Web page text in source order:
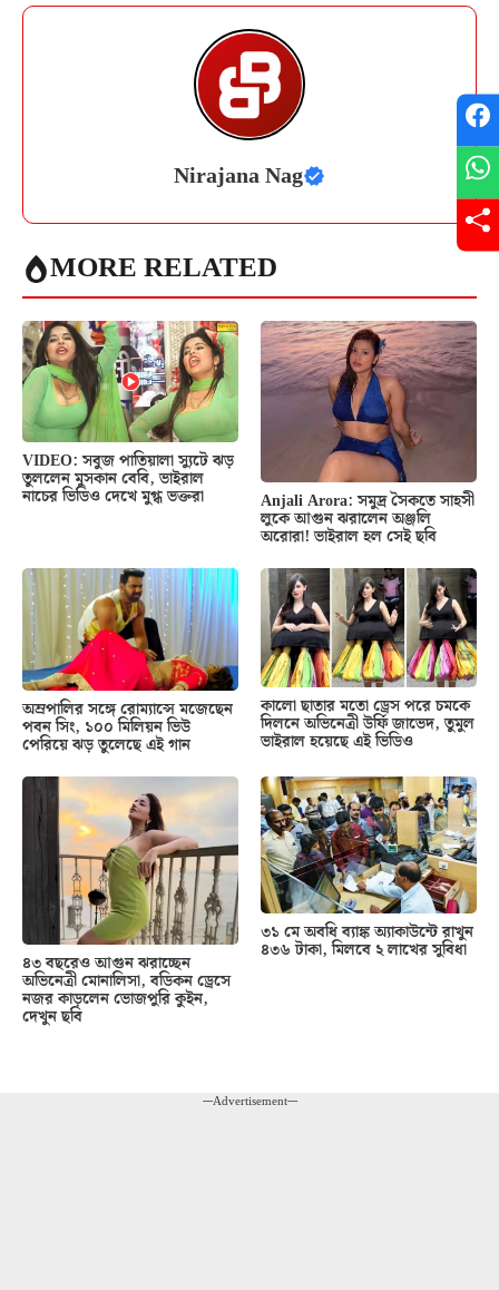
Nirajana Nag
MORE RELATED
VIDEO: সবুজ পাতিয়ালা স্যুটে ঝড়
তুললেন মুসকান বেবি, ভাইরাল
নাচের ভিডিও দেখে মুগ্ধ ভক্তরা Anjali Arora: সমুদ্র সৈকতে সাহসী
লুকে আগুন ঝরালেন অঞ্জলি
অরোরা! ভাইরাল হল সেই ছবি
অম্রপালির সঙ্গে রোম্যান্সে মজেছেন
পবন সিং, ১০০ মিলিয়ন ভিউ
পেরিয়ে ঝড় তুলেছে এই গান
কালো ছাতার মতো ড্রেস পরে চমকে
দিলনে অভিনেত্রী উর্ফি জাভেদ, তুমুল
ভাইরাল হয়েছে এই ভিডিও
৪৩ বছরেও আগুন ঝরাচ্ছেন
অভিনেত্রী মোনালিসা, বডিকন ড্রেসে
নজর কাড়লেন ভোজপুরি কুইন,
দেখুন ছবি
৩১ মে অবধি ব্যাঙ্ক অ্যাকাউন্টে রাখুন
৪৩৬ টাকা, মিলবে ২ লাখের সুবিধা
---Advertisement---